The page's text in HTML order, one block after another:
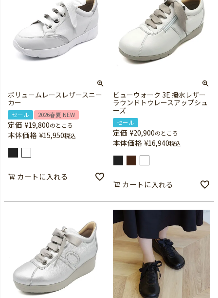
ボリュームレースレザースニー
カー
セール 2026春夏 NEW
定価 ¥19,800のところ
本体価格 ¥15,950税込
カートに入れる
ビューウォーク 3E 撥水レザー
ラウンドトウレースアップシュ
ーズ
セール
定価 ¥20,900のところ
本体価格 ¥16,940税込
カートに入れる